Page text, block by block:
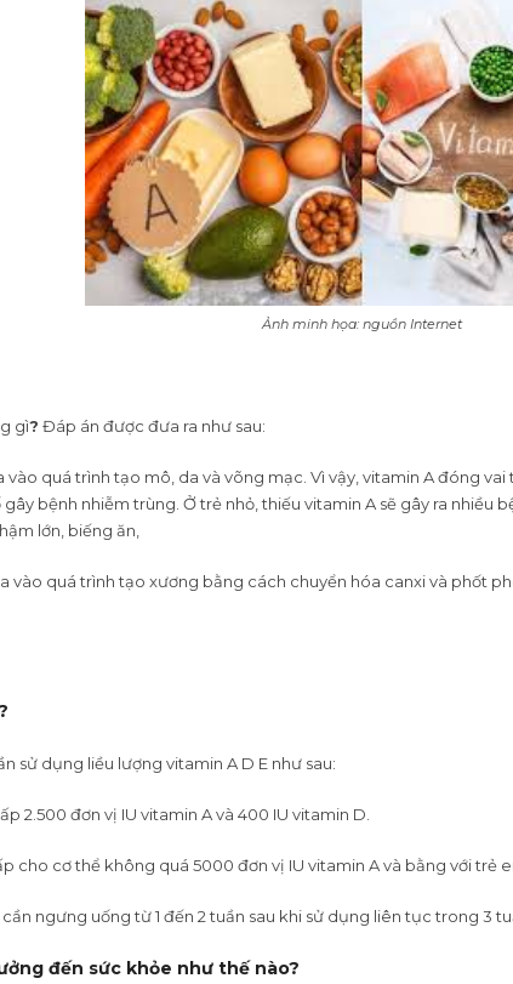
Ảnh minh họa: nguồn Internet
gì? Đáp án được đưa ra như sau:
quá trình tạo mô, da và võng mạc. Vì vậy, vitamin A đóng
bệnh nhiễm trùng. Ở trẻ nhỏ, thiếu vitamin A sẽ gây ra
lớn, biếng ăn,
vào quá trình tạo xương bằng cách chuyển hóa canxi và phốt
sử dụng liều lượng vitamin A D E như sau:
2.500 đơn vị IU vitamin A và 400 IU vitamin D.
cho cơ thể không quá 5000 đơn vị IU vitamin A và bằng với trẻ
ngưng uống từ 1 đến 2 tuần sau khi sử dụng liên tục trong 3
đến sức khỏe như thế nào?